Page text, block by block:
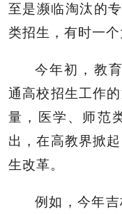
至是濒临淘汰的
类招生，有时一个
今年初，教
通高校招生工作
量，医学、师范
出，在高教界掀
生改革。
例如，今年